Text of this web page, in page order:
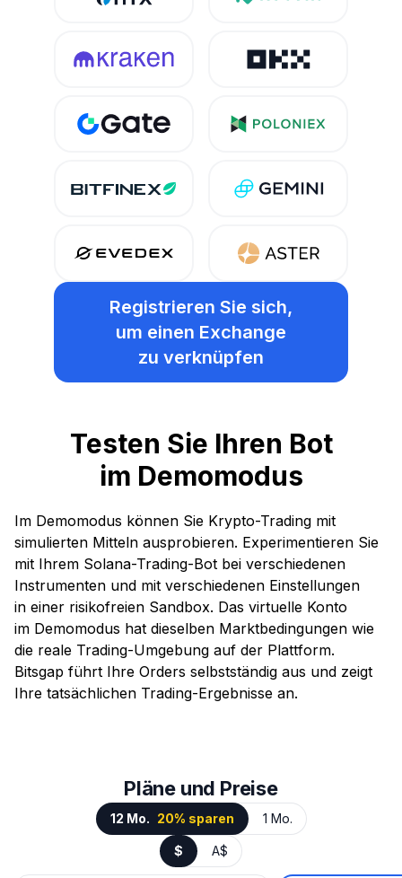
Registrieren Sie sich,
um einen Exchange
zu verknüpfen
Testen Sie Ihren Bot
im Demomodus
Im Demomodus können Sie Krypto-Trading mit
simulierten Mitteln ausprobieren. Experimentieren Sie
mit Ihrem Solana-Trading-Bot bei verschiedenen
Instrumenten und mit verschiedenen Einstellungen
in einer risikofreien Sandbox. Das virtuelle Konto
im Demomodus hat dieselben Marktbedingungen wie
die reale Trading-Umgebung auf der Plattform.
Bitsgap führt Ihre Orders selbstständig aus und zeigt
Ihre tatsächlichen Trading-Ergebnisse an.
Pläne und Preise
12 Mo. 20% sparen 1 Mo.
$ A$